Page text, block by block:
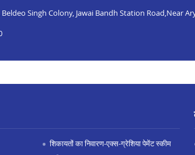
Singh Colony, Jawai Bandh Station Road,Near
शिकायतों का निवारण-एक्स-ग्रेशिया पेमेंट स्कीम